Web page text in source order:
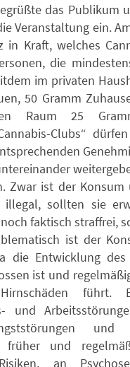
das Publikum
Veranstaltung ein.
in Kraft, welches
die
im privaten
50 Gramm
Raum 25
Clubs“
Zwar ist der Konsum
illegal, sollten sie
faktisch straffrei,
ist der
die Entwicklung
ist und
Hirnschäden
und
und
früher und
an